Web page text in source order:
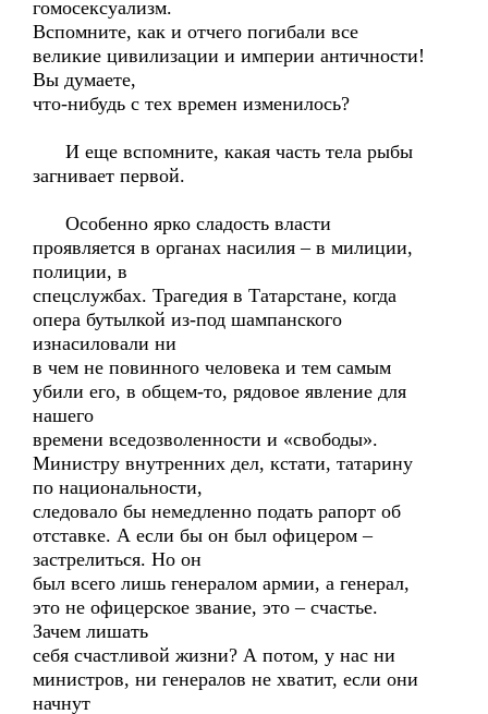
гомосексуализм.
Вспомните, как и отчего погибали все
великие цивилизации и империи античности!
Вы думаете,
что-нибудь с тех времен изменилось?
И еще вспомните, какая часть тела рыбы
загнивает первой.
Особенно ярко сладость власти
проявляется в органах насилия – в милиции,
полиции, в
спецслужбах. Трагедия в Татарстане, когда
опера бутылкой из-под шампанского
изнасиловали ни
в чем не повинного человека и тем самым
убили его, в общем-то, рядовое явление для
нашего
времени вседозволенности и «свободы».
Министру внутренних дел, кстати, татарину
по национальности,
следовало бы немедленно подать рапорт об
отставке. А если бы он был офицером –
застрелиться. Но он
был всего лишь генералом армии, а генерал,
это не офицерское звание, это – счастье.
Зачем лишать
себя счастливой жизни? А потом, у нас ни
министров, ни генералов не хватит, если они
начнут